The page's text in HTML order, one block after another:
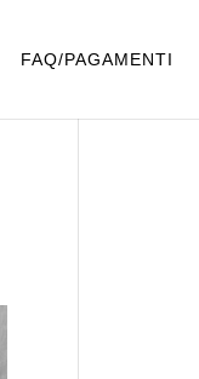
FAQ/PAGAMENTI